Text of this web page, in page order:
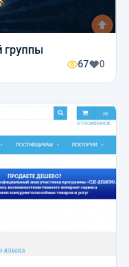
группы
67 0